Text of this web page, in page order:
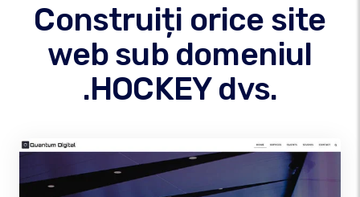
Construiți orice site
web sub domeniul
.HOCKEY dvs.